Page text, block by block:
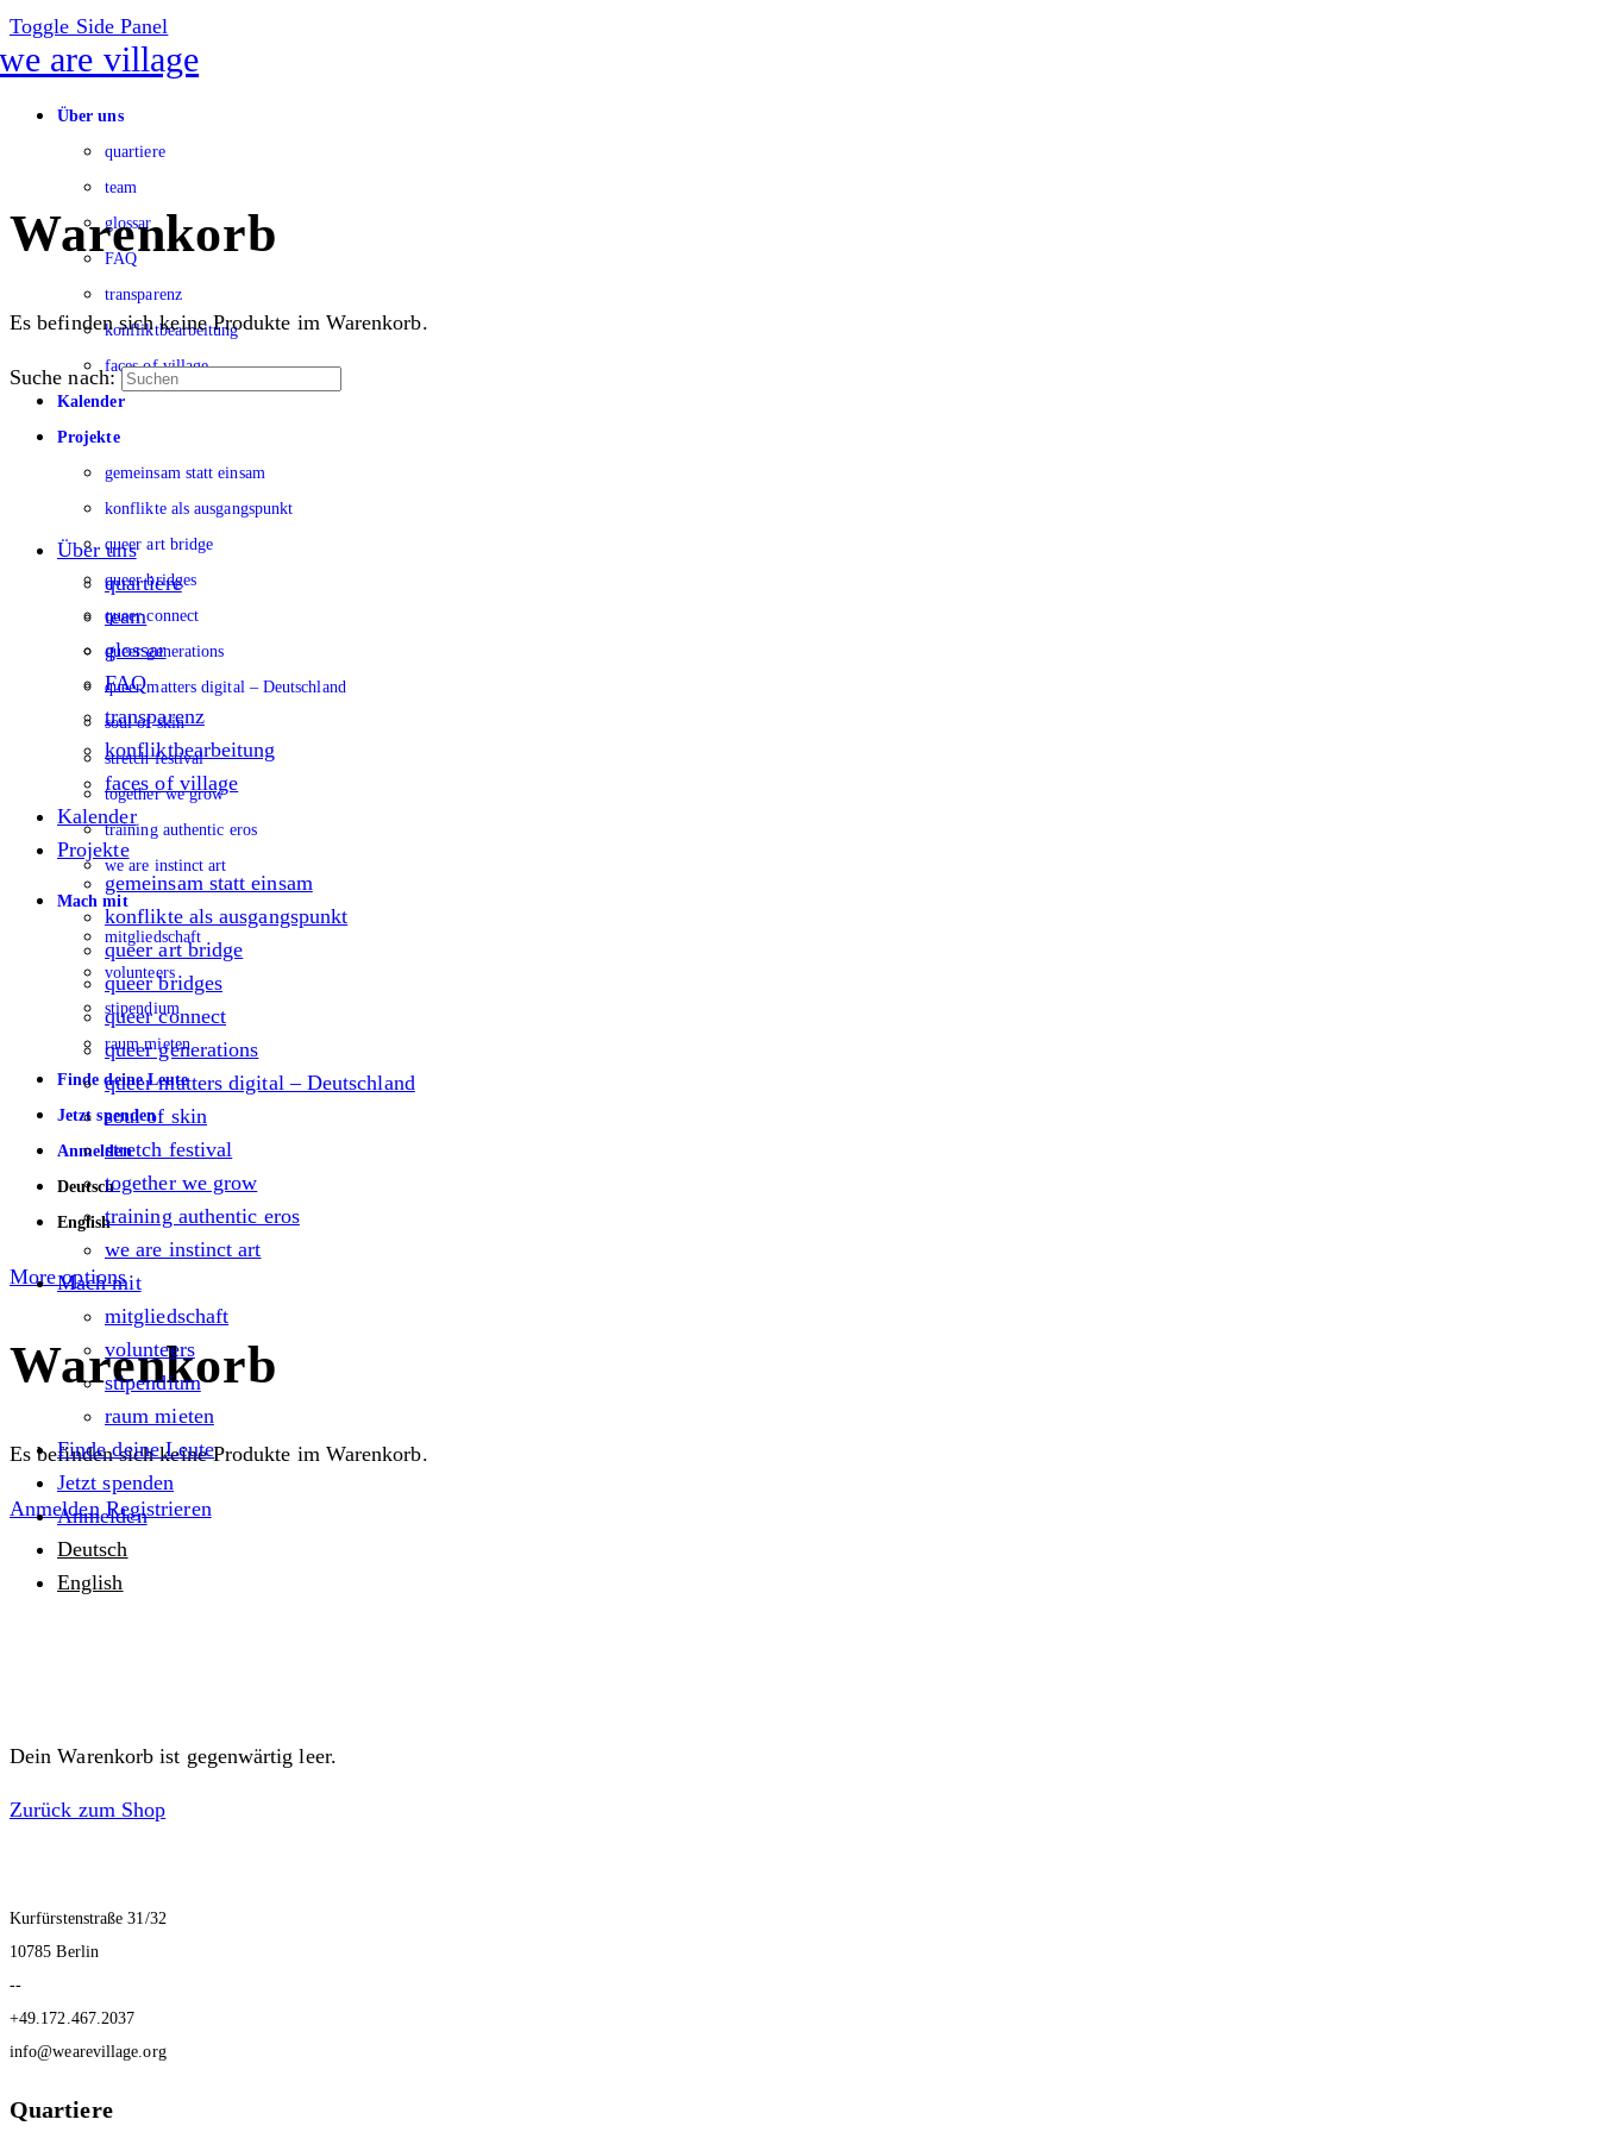
Toggle Side Panel
Über uns
quartiere
team
glossar
FAQ
transparenz
konfliktbearbeitung
faces of village
Kalender
Projekte
gemeinsam statt einsam
konflikte als ausgangspunkt
queer art bridge
queer bridges
queer connect
queer generations
queer matters digital – Deutschland
soul of skin
stretch festival
together we grow
training authentic eros
we are instinct art
Mach mit
mitgliedschaft
volunteers
stipendium
raum mieten
Finde deine Leute
Jetzt spenden
Anmelden
Deutsch
English
More options
Warenkorb
Es befinden sich keine Produkte im Warenkorb.
Anmelden Registrieren
Warenkorb
Es befinden sich keine Produkte im Warenkorb.
Suche nach:
Über uns
quartiere
team
glossar
FAQ
transparenz
konfliktbearbeitung
faces of village
Kalender
Projekte
gemeinsam statt einsam
konflikte als ausgangspunkt
queer art bridge
queer bridges
queer connect
queer generations
queer matters digital – Deutschland
soul of skin
stretch festival
together we grow
training authentic eros
we are instinct art
Mach mit
mitgliedschaft
volunteers
stipendium
raum mieten
Finde deine Leute
Jetzt spenden
Anmelden
Deutsch
English
Dein Warenkorb ist gegenwärtig leer.
Zurück zum Shop
Kurfürstenstraße 31/32
10785 Berlin
--
+49.172.467.2037
info@wearevillage.org
Quartiere